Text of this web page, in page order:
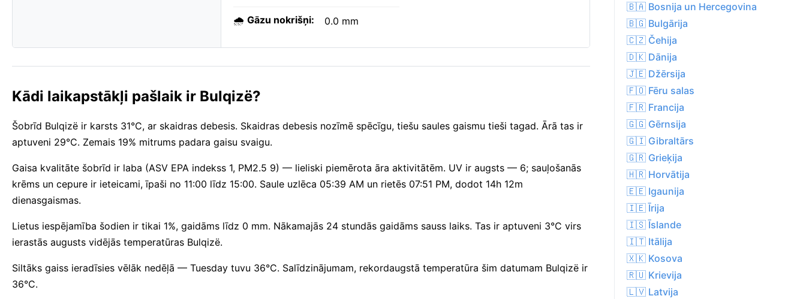
🌧️ Gāzu nokrišņi: 0.0 mm
Kādi laikapstākļi pašlaik ir Bulqizë?
Šobrīd Bulqizë ir karsts 31°C, ar skaidras debesis. Skaidras debesis nozīmē spēcīgu, tiešu saules gaismu tieši tagad. Ārā tas ir
aptuveni 29°C. Zemais 19% mitrums padara gaisu svaigu.
Gaisa kvalitāte šobrīd ir laba (ASV EPA indekss 1, PM2.5 9) — lieliski piemērota āra aktivitātēm. UV ir augsts — 6; sauļošanās
krēms un cepure ir ieteicami, īpaši no 11:00 līdz 15:00. Saule uzlēca 05:39 AM un rietēs 07:51 PM, dodot 14h 12m
dienasgaismas.
Lietus iespējamība šodien ir tikai 1%, gaidāms līdz 0 mm. Nākamajās 24 stundās gaidāms sauss laiks. Tas ir aptuveni 3°C virs
ierastās augusts vidējās temperatūras Bulqizë.
Siltāks gaiss ieradīsies vēlāk nedēļā — Tuesday tuvu 36°C. Salīdzinājumam, rekordaugstā temperatūra šim datumam Bulqizë ir
36°C.
🇧🇦 Bosnija un Hercegovina
🇧🇬 Bulgārija
🇨🇿 Čehija
🇩🇰 Dānija
🇯🇪 Džērsija
🇫🇴 Fēru salas
🇫🇷 Francija
🇬🇬 Gērnsija
🇬🇮 Gibraltārs
🇬🇷 Grieķija
🇭🇷 Horvātija
🇪🇪 Igaunija
🇮🇪 Īrija
🇮🇸 Īslande
🇮🇹 Itālija
🇽🇰 Kosova
🇷🇺 Krievija
🇱🇻 Latvija